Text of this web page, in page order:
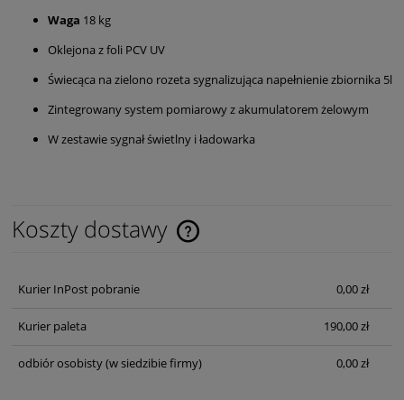
Waga 18 kg
Oklejona z foli PCV UV
Świecąca na zielono rozeta sygnalizująca napełnienie zbiornika 5l
Zintegrowany system pomiarowy z akumulatorem żelowym
W zestawie sygnał świetlny i ładowarka
Koszty dostawy
Cena nie zawiera ewentualnych kosztów płatności
Kurier InPost pobranie 0,00 zł
Kurier paleta 190,00 zł
odbiór osobisty(w siedzibie firmy) 0,00 zł